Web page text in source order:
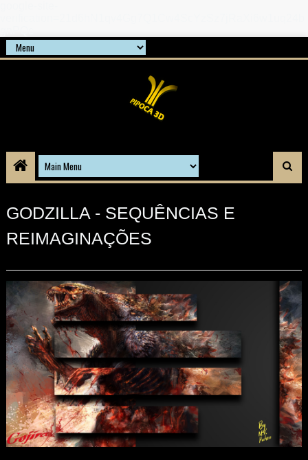
GODZILLA - SEQUÊNCIAS E
REIMAGINAÇÕES